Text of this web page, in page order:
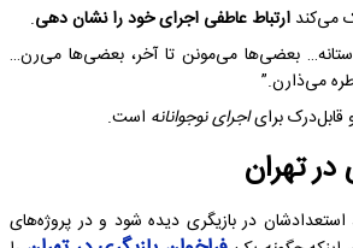
می‌کند ارتباط عاطفی اجرای خود را نشان دهی.
بعضی‌ها می‌مونن تا آخر، بعضی‌ها می‌رن…
می‌ذارن.”
قابل‌درک برایاجرای نوجوانانه است.
در تهران
در بازیگری دیده شود و در پروژه‌های